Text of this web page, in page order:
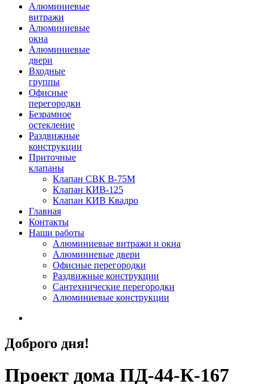
Алюминиевые
витражи
Алюминиевые
окна
Алюминиевые
двери
Входные
группы
Офисные
перегородки
Безрамное
остекление
Раздвижные
конструкции
Приточные
клапаны
Клапан СВК В-75М
Клапан КИВ-125
Клапан КИВ Квадро
Главная
Контакты
Наши работы
Алюминиевые витражи и окна
Алюминиевые двери
Офисные перегородки
Раздвижные конструкции
Сантехнические перегородки
Алюминиевые конструкции
Доброго дня!
Проект дома ПД-44-К-167